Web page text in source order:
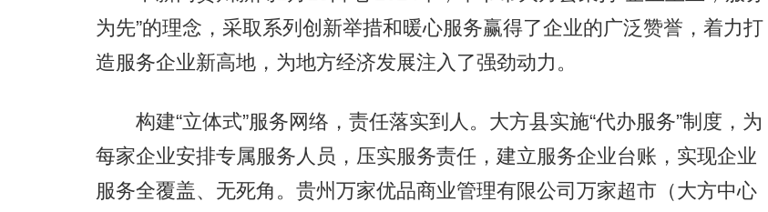
为先”的理念，采取系列创新举措和暖心服务赢得了企业的广泛赞誉，着力打
造服务企业新高地，为地方经济发展注入了强劲动力。
构建“立体式”服务网络，责任落实到人。大方县实施“代办服务”制度，为
每家企业安排专属服务人员，压实服务责任，建立服务企业台账，实现企业
服务全覆盖、无死角。贵州万家优品商业管理有限公司万家超市（大方中心